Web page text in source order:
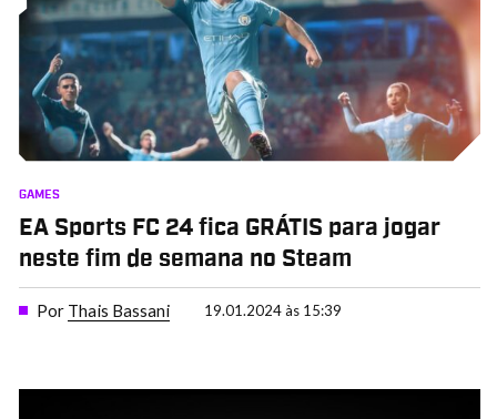
GAMES
EA Sports FC 24 fica GRÁTIS para jogar
neste fim de semana no Steam
Por Thais Bassani 19.01.2024 às 15:39